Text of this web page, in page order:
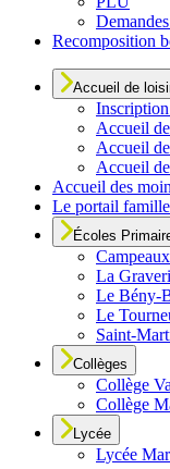
Recomposition
Accueil de
Accueil
Accueil
Accueil
Accueil des
Le portail famille
Écoles
La
Le Bény-
Le
Saint-
Collèges
Collège
Collège
Lycée
Lycée